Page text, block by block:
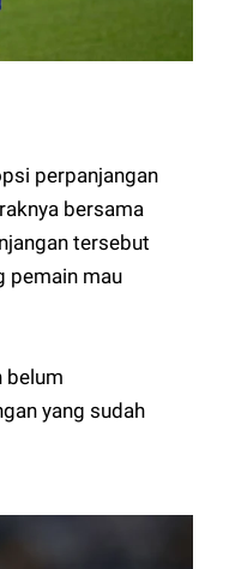
perpanjangan
bersama
tersebut
pemain mau
belum
yang sudah